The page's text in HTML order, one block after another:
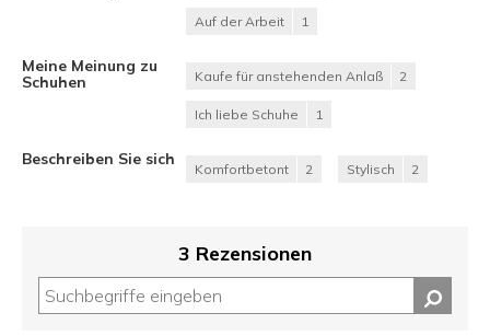
Auf der Arbeit 1
Meine Meinung zu
Schuhen
Kaufe für anstehenden Anlaß 2
Ich liebe Schuhe 1
Beschreiben Sie sich
Komfortbetont 2 Stylisch 2
3 Rezensionen